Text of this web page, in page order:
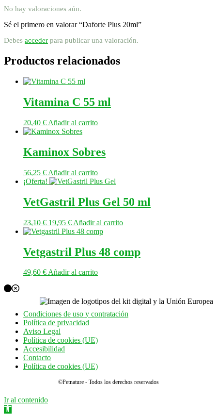
No hay valoraciones aún.
Sé el primero en valorar “Daforte Plus 20ml”
Debes acceder para publicar una valoración.
Productos relacionados
Vitamina C 55 ml
20,40 € Añadir al carrito
Kaminox Sobres
56,25 € Añadir al carrito
¡Oferta!
VetGastril Plus Gel 50 ml
23,10€ El
precio
era:
23,10 €.
19,95 €El
precio
es:
19,95 €.
Añadir al carrito
Vetgastril Plus 48 comp
49,60 €Añadir al carrito
Condiciones de uso y contratación
Política de privacidad
Aviso Legal
Política de cookies (UE)
Accesibilidad
Contacto
Política de cookies (UE)
©Petnature - Todos los derechos reservados
Ir al contenido
Abrir barra de herramientas